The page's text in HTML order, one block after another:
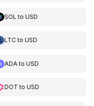
SOL toUSD
LTCtoUSD
ADA toUSD
DOT toUSD